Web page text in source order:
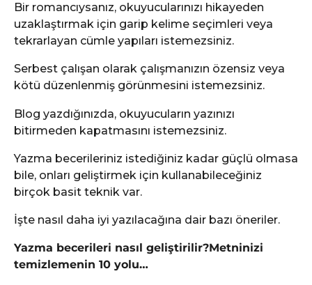
Bir romancıysanız, okuyucularınızı hikayeden
uzaklaştırmak için garip kelime seçimleri veya
tekrarlayan cümle yapıları istemezsiniz.
Serbest çalışan olarak çalışmanızın özensiz veya
kötü düzenlenmiş görünmesini istemezsiniz.
Blog yazdığınızda, okuyucuların yazınızı
bitirmeden kapatmasını istemezsiniz.
Yazma becerileriniz istediğiniz kadar güçlü olmasa
bile, onları geliştirmek için kullanabileceğiniz
birçok basit teknik var.
İşte nasıl daha iyi yazılacağına dair bazı öneriler.
Yazma becerileri nasıl geliştirilir?Metninizi
temizlemenin 10 yolu…